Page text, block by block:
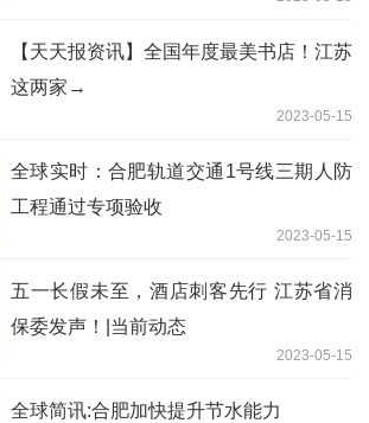
【天天报资讯】全国年度最美书店！江苏
这两家→
2023-05-15
全球实时：合肥轨道交通1号线三期人防
工程通过专项验收
2023-05-15
五一长假未至，酒店刺客先行 江苏省消
保委发声！|当前动态
2023-05-15
全球简讯:合肥加快提升节水能力